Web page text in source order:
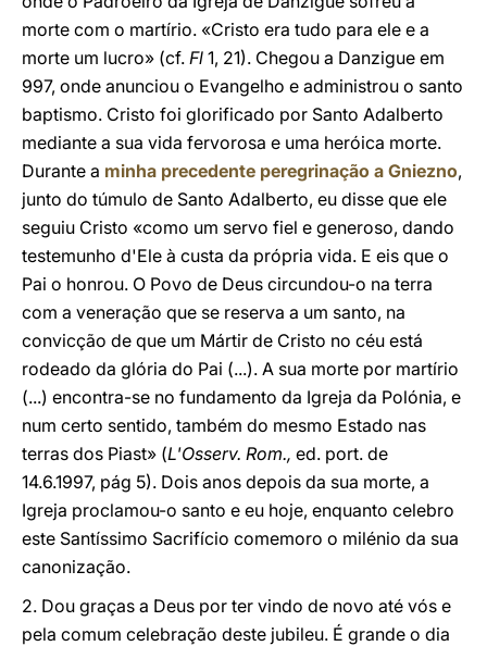
morte com o martírio. «Cristo era tudo para ele e a
morte um lucro» (cf. Fl 1, 21). Chegou a Danzigue em
997, onde anunciou o Evangelho e administrou o santo
baptismo. Cristo foi glorificado por Santo Adalberto
mediante a sua vida fervorosa e uma heróica morte.
Durante a minha precedente peregrinação a Gniezno,
junto do túmulo de Santo Adalberto, eu disse que ele
seguiu Cristo «como um servo fiel e generoso, dando
testemunho d'Ele à custa da própria vida. E eis que o
Pai o honrou. O Povo de Deus circundou-o na terra
com a veneração que se reserva a um santo, na
convicção de que um Mártir de Cristo no céu está
rodeado da glória do Pai (...). A sua morte por martírio
(...) encontra-se no fundamento da Igreja da Polónia, e
num certo sentido, também do mesmo Estado nas
terras dos Piast» (L'Osserv. Rom., ed. port. de
14.6.1997, pág 5). Dois anos depois da sua morte, a
Igreja proclamou-o santo e eu hoje, enquanto celebro
este Santíssimo Sacrifício comemoro o milénio da sua
canonização.
2. Dou graças a Deus por ter vindo de novo até vós e
pela comum celebração deste jubileu. É grande o dia